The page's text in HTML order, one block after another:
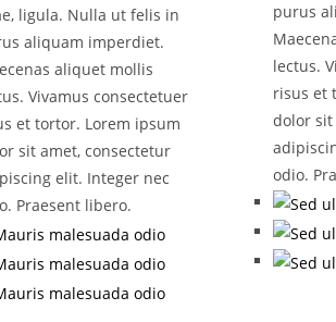
ligula. Nulla ut felis in
aliquam imperdiet.
aliquet mollis
Vivamus consectetuer
et tortor. Lorem ipsum
sit amet, consectetur
elit. Integer nec
Praesent libero.
purus
lectus.
risus et
dolor sit
odio.